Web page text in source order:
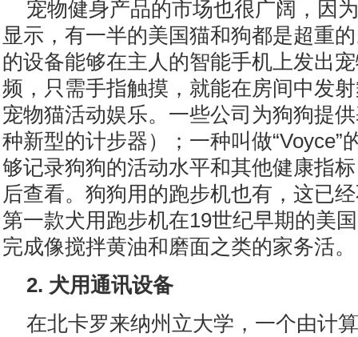
宠物健身产品的市场也很广阔，因
显示，有一半的美国猫和狗都是超重
的设备能够在主人的智能手机上发出
频，只需手指触摸，就能在房间中发
宠物猫活动娱乐。一些公司为狗狗提
种新型的计步器）；一种叫做“Voyce”
够记录狗狗的活动水平和其他健康指
后查看。狗狗用的跑步机也有，这已
第一款犬用跑步机在19世纪早期的美
完成像搅拌黄油和磨面之类的家务活。
2. 犬用通讯设备
在北卡罗来纳州立大学，一个由计